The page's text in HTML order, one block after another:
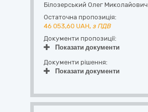
Білозерський Олег Миколайович
Остаточна пропозиція:
46 053,60 UAH, з ПДВ
Документи пропозиції:
Показати документи
Документи рішення:
Показати документи